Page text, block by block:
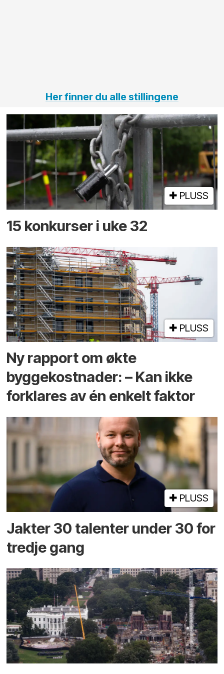
Her finner du alle stillingene
PLUSS
15 konkurser i uke 32
PLUSS
Ny rapport om økte
byggekostnader: – Kan ikke
forklares av én enkelt faktor
PLUSS
Jakter 30 talenter under 30 for
tredje gang